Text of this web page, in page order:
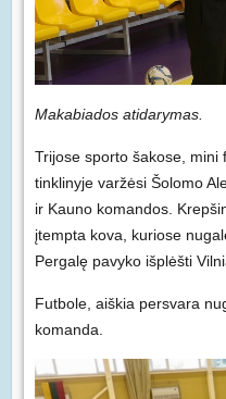
Makabiados atidarymas.
Trijose sporto šakose, mini
tinklinyje varžėsi Šolomo
ir Kauno komandos.
įtempta kova, kuriose
Pergalę pavyko išplėšti
Futbole, aiškia persvara
komanda.